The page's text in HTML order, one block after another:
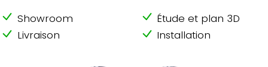
Showroom
Étude et plan 3D
Livraison
Installation